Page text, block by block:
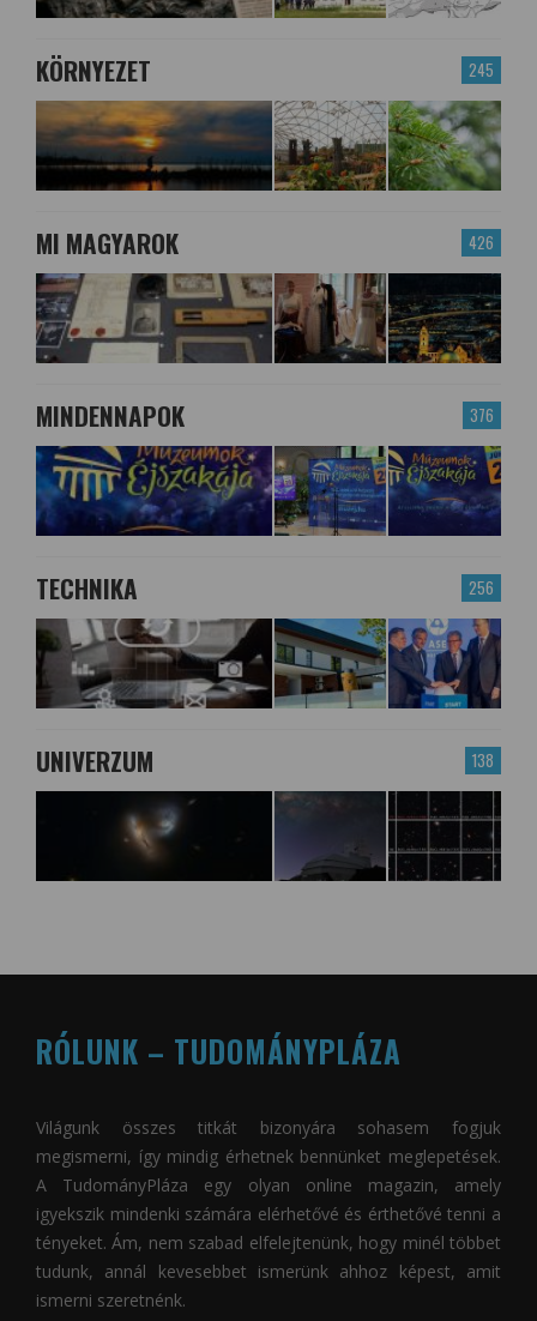
245
KÖRNYEZET
426
MI MAGYAROK
376
MINDENNAPOK
256
TECHNIKA
138
UNIVERZUM
RÓLUNK – TUDOMÁNYPLÁZA
Világunk összes titkát bizonyára sohasem fogjuk
megismerni, így mindig érhetnek bennünket meglepetések.
A TudományPláza egy olyan online magazin, amely
igyekszik mindenki számára elérhetővé és érthetővé tenni a
tényeket. Ám, nem szabad elfelejtenünk, hogy minél többet
tudunk, annál kevesebbet ismerünk ahhoz képest, amit
ismerni szeretnénk.